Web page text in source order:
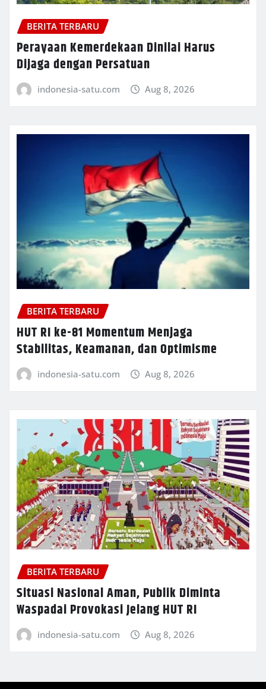
BERITA TERBARU
Perayaan Kemerdekaan Dinilai Harus
Dijaga dengan Persatuan
indonesia-satu.com Aug 8, 2026
BERITA TERBARU
HUT RI ke-81 Momentum Menjaga
Stabilitas, Keamanan, dan Optimisme
indonesia-satu.com Aug 8, 2026
BERITA TERBARU
Situasi Nasional Aman, Publik Diminta
Waspadai Provokasi Jelang HUT RI
indonesia-satu.com Aug 8, 2026